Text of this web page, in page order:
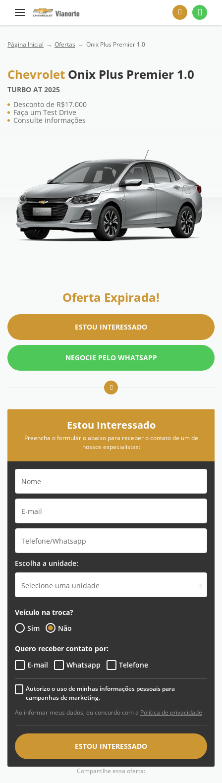
Página Inicial Ofertas Onix Plus Premier 1.0
Chevrolet Onix Plus Premier 1.0
TURBO AT 2025
Desconto de R$17.000
Faça um Test Drive
Consulte informações
Oferta Expirada!
ESTOU INTERESSADO
NEGOCIE PELO WHATSAPP
Estou Interessado
Preencha o formulário abaixo para receber o contato de um de
nossos especialistas:
Escolha a unidade:
Selecione uma unidade
Veículo na troca?
Sim
Não
Quero receber contato por:
E-mail
Whatsapp Telefone
Autorizo o uso de minhas informações pessoais para
campanhas de marketing.
Ao informar meus dados, eu concordo com a Política de privacidade.
ESTOU INTERESSADO
Compartilhe essa oferta: